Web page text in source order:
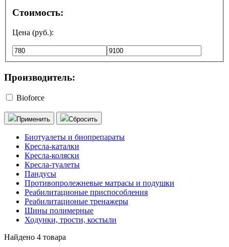
Стоимость:
Цена (руб.):
Производитель:
Bioforce
Применить Сбросить
Биотуалеты и биопрепараты
Кресла-каталки
Кресла-коляски
Кресла-туалеты
Пандусы
Противопролежневые матрасы и подушки
Реабилитационые приспособления
Реабилитационые тренажеры
Шины полимерные
Ходунки, трости, костыли
Найдено 4 товара